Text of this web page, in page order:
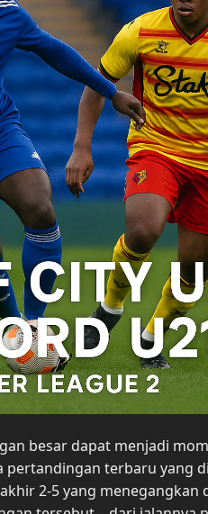
besar dapat menjadi
terbaru yang
2-5 yang